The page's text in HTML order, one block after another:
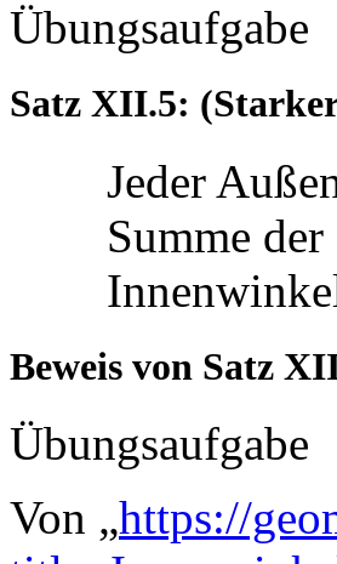
Übungsaufgabe
Satz XII.5:
Jeder
Summe
Beweis von Satz
Übungsaufgabe
Von „https://